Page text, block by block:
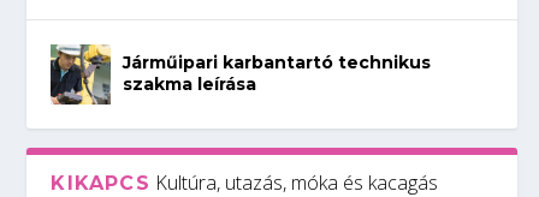
Járműipari karbantartó technikus
szakma leírása
KIKAPCS Kultúra, utazás, móka és kacagás